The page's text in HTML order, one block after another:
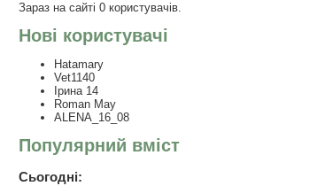
Зараз на сайті 0 користувачів.
Нові користувачі
Hatamary
Vet1140
Ірина 14
Roman May
ALENA_16_08
Популярний вміст
Сьогодні: